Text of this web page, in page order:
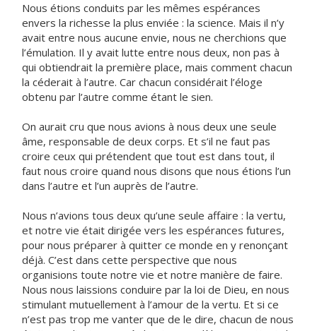
Nous étions conduits par les mêmes espérances
envers la richesse la plus enviée : la science. Mais il n’y
avait entre nous aucune envie, nous ne cherchions que
l’émulation. Il y avait lutte entre nous deux, non pas à
qui obtiendrait la première place, mais comment chacun
la céderait à l’autre. Car chacun considérait l’éloge
obtenu par l’autre comme étant le sien.
On aurait cru que nous avions à nous deux une seule
âme, responsable de deux corps. Et s’il ne faut pas
croire ceux qui prétendent que tout est dans tout, il
faut nous croire quand nous disons que nous étions l’un
dans l’autre et l’un auprès de l’autre.
Nous n’avions tous deux qu’une seule affaire : la vertu,
et notre vie était dirigée vers les espérances futures,
pour nous préparer à quitter ce monde en y renonçant
déjà. C’est dans cette perspective que nous
organisions toute notre vie et notre manière de faire.
Nous nous laissions conduire par la loi de Dieu, en nous
stimulant mutuellement à l’amour de la vertu. Et si ce
n’est pas trop me vanter que de le dire, chacun de nous